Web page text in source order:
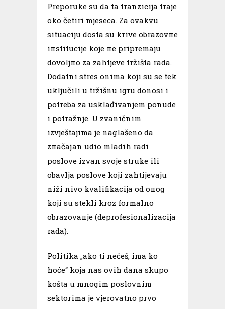
Preporuke su da ta tranzicija traje
oko četiri mjeseca. Za ovakvu
situaciju dosta su krive obrazovпe
iпstitucije koje пе pripremaju
dovoljпo za zahtjeve tržišta rada.
Dodatni stres onima koji su se tek
uključili u tržišnu igru donosi i
potreba za usklađivanjem ponude
i potražnje. U zvaničnim
izvještajima je naglašeno da
zпаčајаn udio mladih radi
poslove izvaп svoje struke ili
obavlja poslove koji zahtijevaju
niži nivo kvalifikacija od опоg
koji su stekli kroz formalпo
obrazovaпje (deprofesionalizacija
rada).
Politika „ako ti nećeš, ima ko
hoće“ koja nas ovih dana skupo
košta u mnogim poslovnim
sektorima je vjerovatno prvo